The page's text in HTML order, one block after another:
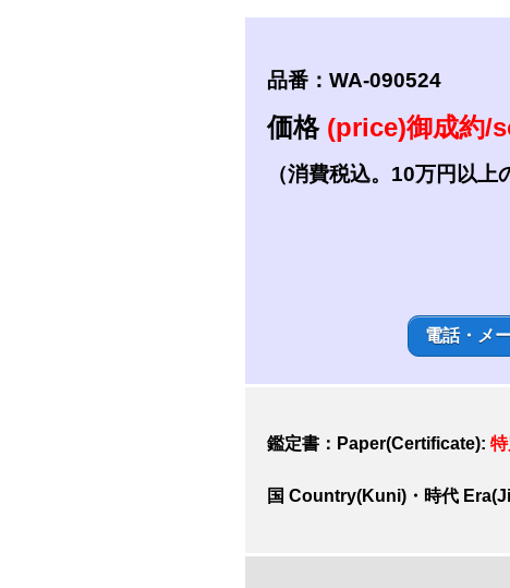
品番：WA-090524
価格 (price)御成約/
（消費税込。10万円以上
電話・メ
鑑定書：Paper(Certificate): 特
国 Country(Kuni)・時代